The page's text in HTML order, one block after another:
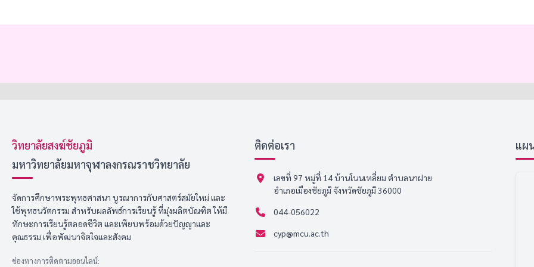
วิทยาลัยสงฆ์ชัยภูมิ
มหาวิทยาลัยมหาจุฬาลงกรณราชวิทยาลัย
จัดการศึกษาพระพุทธศาสนา บูรณาการกับศาสตร์สมัยใหม่ และ
ใช้พุทธนวัตกรรม สำหรับผลลัพธ์การเรียนรู้ ที่มุ่งผลิตบัณฑิต ให้มี
ทักษะการเรียนรู้ตลอดชีวิต และเพียบพร้อมด้วยปัญญาและ
คุณธรรม เพื่อพัฒนาจิตใจและสังคม
ช่องทางการติดตามออนไลน์:
ติดต่อเรา
เลขที่ 97 หมู่ที่ 14 บ้านโนนเหลี่ยม ตำบลนาฝาย
อำเภอเมืองชัยภูมิ จังหวัดชัยภูมิ 36000
044-056022
cyp@mcu.ac.th
แผ